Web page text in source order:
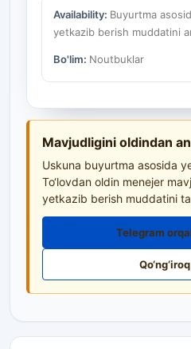
Availability: Buyurtma
yetkazib berish muddatini
Bo'lim: Noutbuklar
Mavjudligini oldindan
Uskuna buyurtma asosida
To‘lovdan oldin menejer
yetkazib berish muddatini
Telegram